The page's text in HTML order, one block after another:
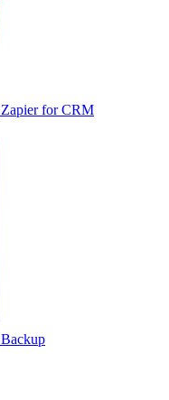
Zapier for CRM
Backup